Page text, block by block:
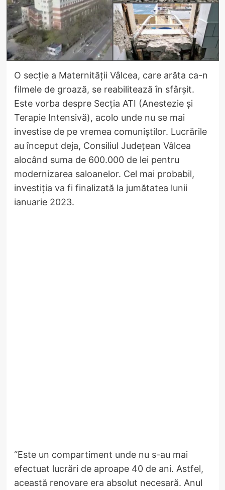
O secție a Maternității Vâlcea, care arăta ca-n
filmele de groază, se reabilitează în sfârșit.
Este vorba despre Secția ATI (Anestezie și
Terapie Intensivă), acolo unde nu se mai
investise de pe vremea comuniștilor. Lucrările
au început deja, Consiliul Județean Vâlcea
alocând suma de 600.000 de lei pentru
modernizarea saloanelor. Cel mai probabil,
investiția va fi finalizată la jumătatea lunii
ianuarie 2023.
“Este un compartiment unde nu s-au mai
efectuat lucrări de aproape 40 de ani. Astfel,
această renovare era absolut necesară. Anul